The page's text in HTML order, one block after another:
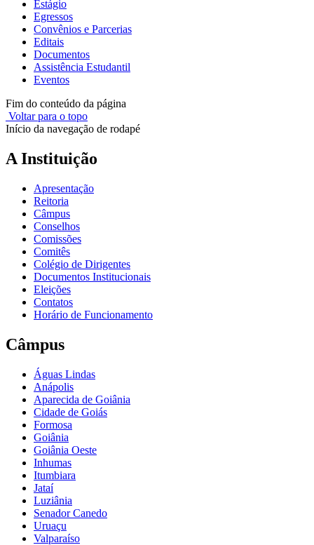
Estágio
Egressos
Convênios e Parcerias
Editais
Documentos
Assistência Estudantil
Eventos
Fim do conteúdo da página
Voltar para o topo
Início da navegação de rodapé
A Instituição
Apresentação
Reitoria
Câmpus
Conselhos
Comissões
Comitês
Colégio de Dirigentes
Documentos Institucionais
Eleições
Contatos
Horário de Funcionamento
Câmpus
Águas Lindas
Anápolis
Aparecida de Goiânia
Cidade de Goiás
Formosa
Goiânia
Goiânia Oeste
Inhumas
Itumbiara
Jataí
Luziânia
Senador Canedo
Uruaçu
Valparaíso